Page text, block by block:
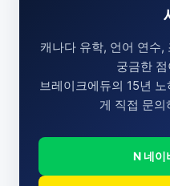
캐나다 유학, 언어 연수,
궁금한
브레이크에듀의 15년
게 직접 문
N 네이